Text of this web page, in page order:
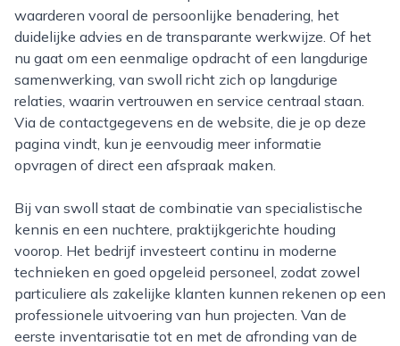
waarderen vooral de persoonlijke benadering, het
duidelijke advies en de transparante werkwijze. Of het
nu gaat om een eenmalige opdracht of een langdurige
samenwerking, van swoll richt zich op langdurige
relaties, waarin vertrouwen en service centraal staan.
Via de contactgegevens en de website, die je op deze
pagina vindt, kun je eenvoudig meer informatie
opvragen of direct een afspraak maken.
Bij van swoll staat de combinatie van specialistische
kennis en een nuchtere, praktijkgerichte houding
voorop. Het bedrijf investeert continu in moderne
technieken en goed opgeleid personeel, zodat zowel
particuliere als zakelijke klanten kunnen rekenen op een
professionele uitvoering van hun projecten. Van de
eerste inventarisatie tot en met de afronding van de